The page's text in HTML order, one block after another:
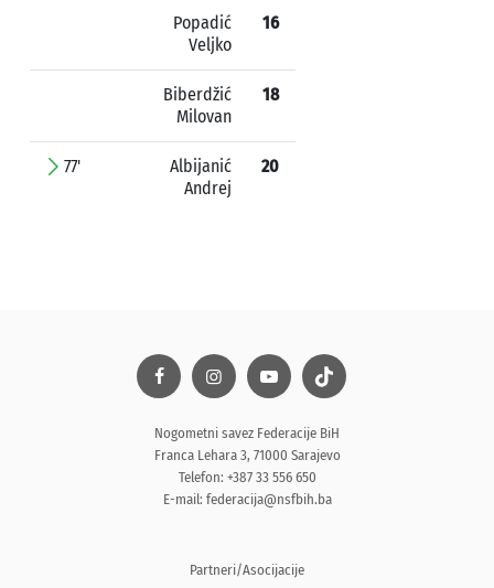
Popadić
Veljko
16
Biberdžić
Milovan
18
77'
Albijanić
Andrej
20
Nogometni savez Federacije BiH
Franca Lehara 3, 71000 Sarajevo
Telefon: +387 33 556 650
E-mail: federacija@nsfbih.ba
Partneri/Asocijacije